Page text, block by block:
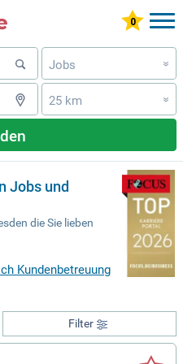
Jobs »
25 km »
Jobs und
die Sie lieben
Kundenbetreuung
Filter